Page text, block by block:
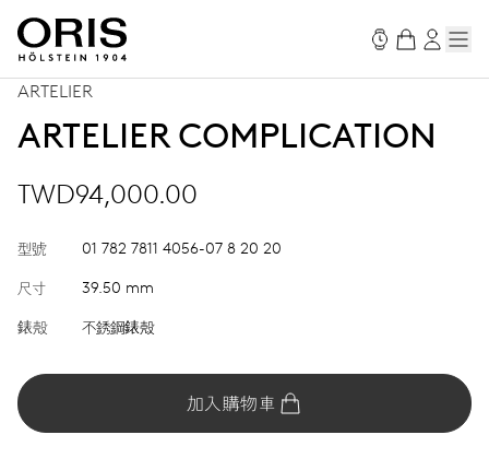
ARTELIER
ARTELIER COMPLICATION
TWD94,000.00
型號 01 782 7811 4056-07 8 20 20
尺寸 39.50 mm
錶殼 不銹鋼錶殼
加入購物車